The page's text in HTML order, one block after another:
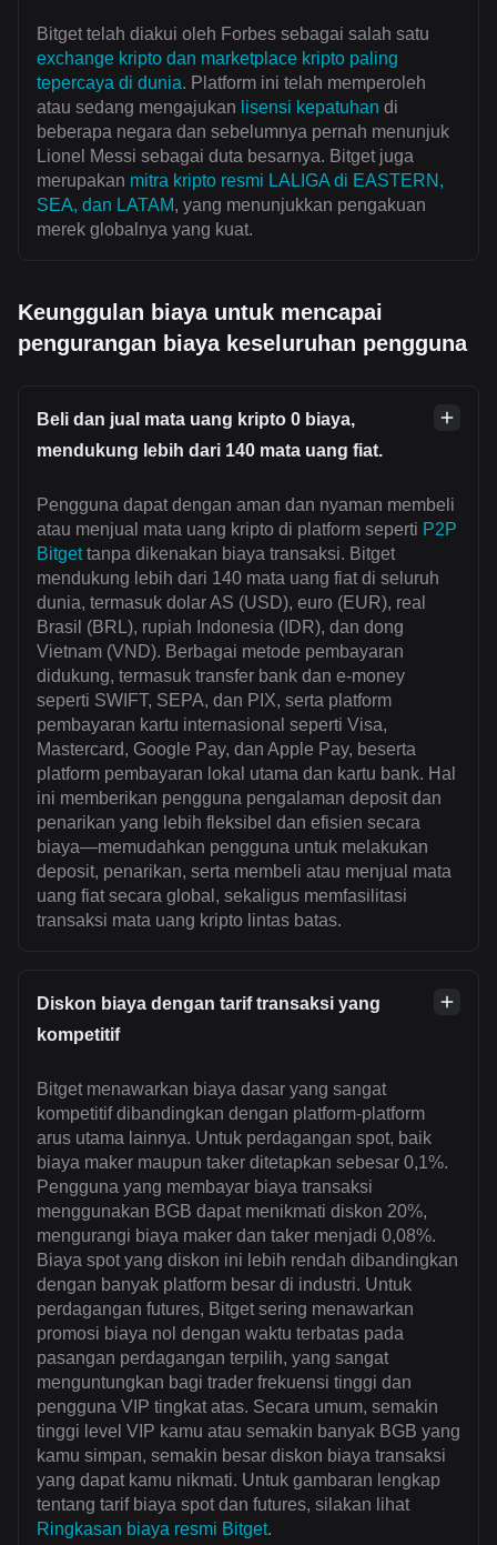
Bitget telah diakui oleh Forbes sebagai salah satu
exchange kripto dan marketplace kripto paling
tepercaya di dunia. Platform ini telah memperoleh
atau sedang mengajukan lisensi kepatuhan di
beberapa negara dan sebelumnya pernah menunjuk
Lionel Messi sebagai duta besarnya. Bitget juga
merupakan mitra kripto resmi LALIGA di EASTERN,
SEA, dan LATAM, yang menunjukkan pengakuan
merek globalnya yang kuat.
Keunggulan biaya untuk mencapai
pengurangan biaya keseluruhan pengguna
Beli dan jual mata uang kripto 0 biaya,
mendukung lebih dari 140 mata uang fiat.
Pengguna dapat dengan aman dan nyaman membeli
atau menjual mata uang kripto di platform seperti P2P
Bitgettanpa dikenakan biaya transaksi. Bitget
mendukung lebih dari 140 mata uang fiat di seluruh
dunia, termasuk dolar AS (USD), euro (EUR), real
Brasil (BRL), rupiah Indonesia (IDR), dan dong
Vietnam (VND). Berbagai metode pembayaran
didukung, termasuk transfer bank dan e-money
seperti SWIFT, SEPA, dan PIX, serta platform
pembayaran kartu internasional seperti Visa,
Mastercard, Google Pay, dan Apple Pay, beserta
platform pembayaran lokal utama dan kartu bank. Hal
ini memberikan pengguna pengalaman deposit dan
penarikan yang lebih fleksibel dan efisien secara
biaya—memudahkan pengguna untuk melakukan
deposit, penarikan, serta membeli atau menjual mata
uang fiat secara global, sekaligus memfasilitasi
transaksi mata uang kripto lintas batas.
Diskon biaya dengan tarif transaksi yang
kompetitif
Bitget menawarkan biaya dasar yang sangat
kompetitif dibandingkan dengan platform-platform
arus utama lainnya. Untuk perdagangan spot, baik
biaya maker maupun taker ditetapkan sebesar 0,1%.
Pengguna yang membayar biaya transaksi
menggunakan BGB dapat menikmati diskon 20%,
mengurangi biaya maker dan taker menjadi 0,08%.
Biaya spot yang diskon ini lebih rendah dibandingkan
dengan banyak platform besar di industri. Untuk
perdagangan futures, Bitget sering menawarkan
promosi biaya nol dengan waktu terbatas pada
pasangan perdagangan terpilih, yang sangat
menguntungkan bagi trader frekuensi tinggi dan
pengguna VIP tingkat atas. Secara umum, semakin
tinggi level VIP kamu atau semakin banyak BGB yang
kamu simpan, semakin besar diskon biaya transaksi
yang dapat kamu nikmati. Untuk gambaran lengkap
tentang tarif biaya spot dan futures, silakan lihat
Ringkasan biaya resmi Bitget.